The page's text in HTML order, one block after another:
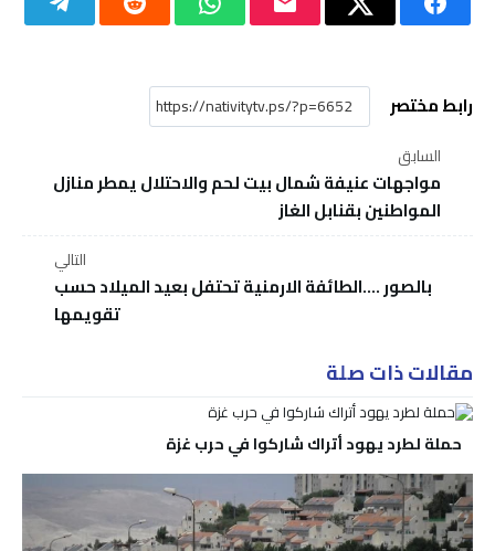
رابط مختصر
السابق
مواجهات عنيفة شمال بيت لحم والاحتلال يمطر منازل
المواطنين بقنابل الغاز
التالي
بالصور ....الطائفة الارمنية تحتفل بعيد الميلاد حسب
تقويمها
مقالات ذات صلة
حملة لطرد يهود أتراك شاركوا في حرب غزة